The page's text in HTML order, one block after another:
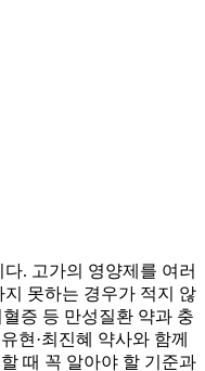
. 고가의 영양제를 여러
못하는 경우가 적지 않
증 등 만성질환 약과 충
현·최진혜 약사와 함께
때 꼭 알아야 할 기준과